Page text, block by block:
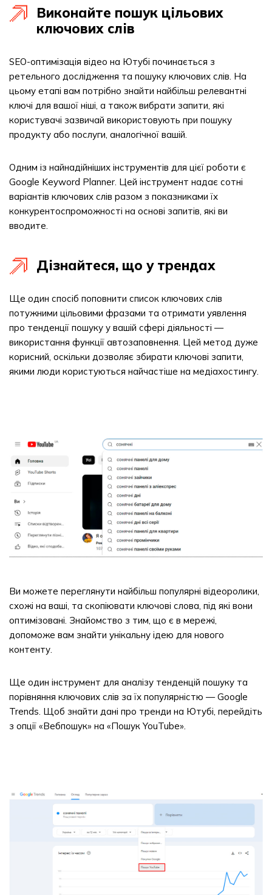
Виконайте пошук цільових
ключових слів
SEO-оптимізація відео на Ютубі починається з
ретельного дослідження та пошуку ключових слів. На
цьому етапі вам потрібно знайти найбільш релевантні
ключі для вашої ніші, а також вибрати запити, які
користувачі зазвичай використовують при пошуку
продукту або послуги, аналогічної вашій.
Одним із найнадійніших інструментів для цієї роботи є
Google Keyword Planner. Цей інструмент надає сотні
варіантів ключових слів разом з показниками їх
конкурентоспроможності на основі запитів, які ви
вводите.
Дізнайтеся, що у трендах
Ще один спосіб поповнити список ключових слів
потужними цільовими фразами та отримати уявлення
про тенденції пошуку у вашій сфері діяльності —
використання функції автозаповнення. Цей метод дуже
корисний, оскільки дозволяє збирати ключові запити,
якими люди користуються найчастіше на медіахостингу.
Ви можете переглянути найбільш популярні відеоролики,
схожі на ваші, та скопіювати ключові слова, під які вони
оптимізовані. Знайомство з тим, що є в мережі,
допоможе вам знайти унікальну ідею для нового
контенту.
Ще один інструмент для аналізу тенденцій пошуку та
порівняння ключових слів за їх популярністю — Google
Trends. Щоб знайти дані про тренди на Ютубі, перейдіть
з опції «Вебпошук» на «Пошук YouTube».